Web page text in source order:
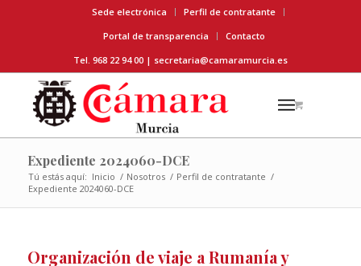
Sede electrónica
Perfil de contratante
Portal de transparencia
Contacto
Tel. 968 22 94 00 | secretaria@camaramurcia.es
Expediente 2024060-DCE
Tú estás aquí: Inicio / Nosotros / Perfil de contratante /
Expediente 2024060-DCE
Organización de viaje a Rumanía y